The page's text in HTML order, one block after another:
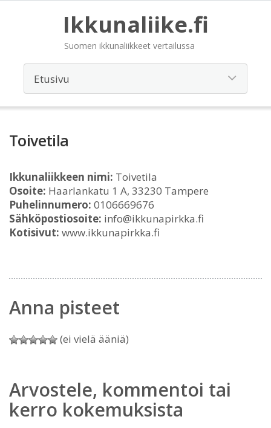
Ikkunaliike.fi
Suomen ikkunaliikkeet vertailussa
Toivetila
Ikkunaliikkeen nimi: Toivetila
Osoite: Haarlankatu 1 A, 33230 Tampere
Puhelinnumero: 0106669676
Sähköpostiosoite: info@ikkunapirkka.fi
Kotisivut: www.ikkunapirkka.fi
Anna pisteet
(ei vielä ääniä)
Arvostele, kommentoi tai
kerro kokemuksista